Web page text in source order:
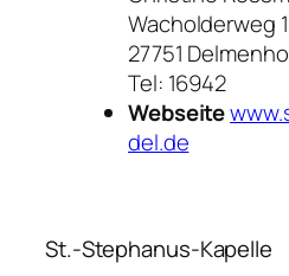
Wacholderweg
27751
Tel: 16942
Webseite
del.de
St.-Stephanus-Kapelle